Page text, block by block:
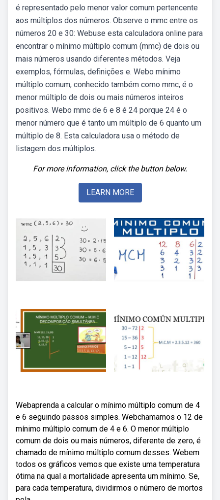
é representado pelo menor valor comum pertencente
aos múltiplos dos números. Observe o mmc entre os
números 20 e 30: Webuse esta calculadora online para
encontrar o mínimo múltiplo comum (mmc) de dois ou
mais números usando diferentes métodos. Veja
exemplos, fórmulas, definições e. Webo mínimo
múltiplo comum, conhecido também como mmc, é o
menor múltiplo de dois ou mais números inteiros
positivos. Webo mmc de 6 e 8 é 24 porque 24 é o
menor número que é tanto um múltiplo de 6 quanto um
múltiplo de 8. Esta calculadora usa o método de
listagem dos múltiplos.
For more information, click the button below.
LEARN MORE
Webaprenda a calcular o mínimo múltiplo comum de 4
e 6 seguindo passos simples. Webchamamos o 12 de
mínimo múltiplo comum de 4 e 6. O menor múltiplo
comum de dois ou mais números, diferente de zero, é
chamado de mínimo múltiplo comum desses. Webem
todos os gráficos vemos que existe uma temperatura
ótima na qual a mortalidade apresenta um mínimo. Se,
para cada temperatura, dividirmos o número de mortos